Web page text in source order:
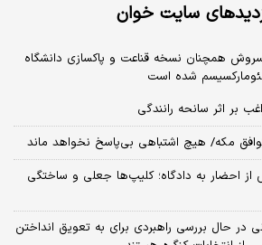
سایت خوان
همچنان نسخه قناعت و پاکسازی دانشگاه
شده است
بر اثر سانحه رانندگی
مکه/ هیچ اشتباهی بی‌پاسخ نخواهد ماند
از احضار به دادگاه؛ کلیپ‌ها جعلی و ساختگی
در حال بررسی راهبردی برای به تعویق انداختن